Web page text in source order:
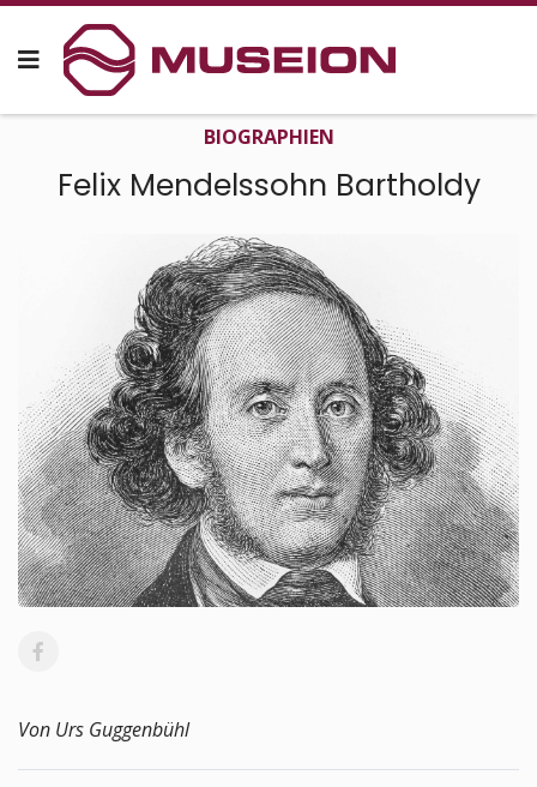
BIO­GRAPHIEN
Felix Mendelssohn Bartholdy
Von Urs Guggenbühl